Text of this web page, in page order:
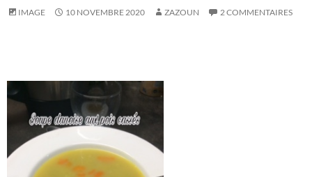
IMAGE 10 NOVEMBRE 2020 ZAZOUN 2 COMMENTAIRES